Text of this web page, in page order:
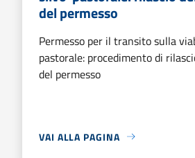
del permesso
Permesso per il transito sulla
pastorale: procedimento di
del permesso
VAI ALLA PAGINA